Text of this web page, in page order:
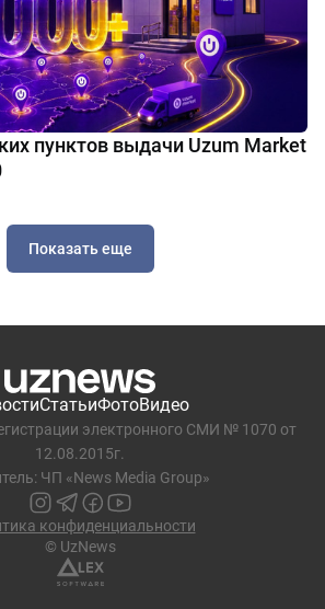
пунктов выдачи Uzum Market
Показать еще
СтатьиФотоВидео
электронного СМИ № 1070 от
12.08.2015г.
ЧП «News Media Group»
конфиденциальности
© UzNews